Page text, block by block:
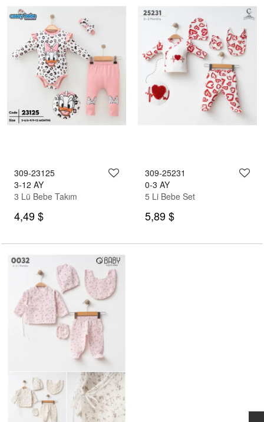
309-23125
3-12 AY
3 Lü Bebe Takım
4,49 $
309-25231
0-3 AY
5 Li Bebe Set
5,89 $